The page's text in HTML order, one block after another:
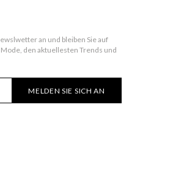
an und bleiben Sie auf
den aktuellesten Trends und
MELDEN SIE SICH AN